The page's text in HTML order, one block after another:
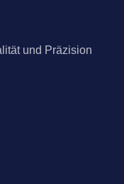
und Präzision